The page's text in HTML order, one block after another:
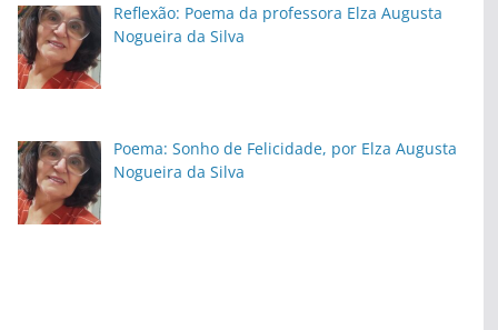
Reflexão: Poema da professora Elza Augusta
Nogueira da Silva
Poema: Sonho de Felicidade, por Elza Augusta
Nogueira da Silva